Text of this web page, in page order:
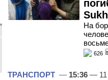
На
626
ТРАНСПОРТ — 15:36 — 11